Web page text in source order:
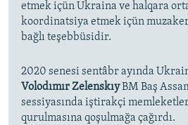
etmek içün Ukraina ve halqara
koordinatsiya etmek içün
bağlı teşebbüsidir.
2020 senesi sentâbr ayında
Volodımır ZelenskıyBM Baş
sessiyasında iştirakçi
qurulmasına qoşulmağa çağırdı.